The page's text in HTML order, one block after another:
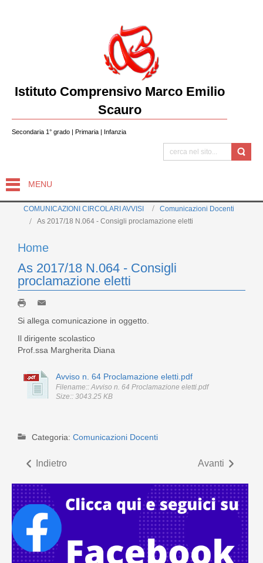
Istituto Comprensivo Marco Emilio
Scauro
Secondaria 1° grado | Primaria | Infanzia
MENU
COMUNICAZIONI CIRCOLARI AVVISI
Comunicazioni Docenti
As 2017/18 N.064 - Consigli proclamazione eletti
Home
As 2017/18 N.064 - Consigli
proclamazione eletti
Si allega comunicazione in oggetto.
Il dirigente scolastico
Prof.ssa Margherita Diana
Avviso n. 64 Proclamazione eletti.pdf
Filename:: Avviso n. 64 Proclamazione eletti.pdf
Size:: 3043.25 KB
Categoria: Comunicazioni Docenti
Indietro Avanti